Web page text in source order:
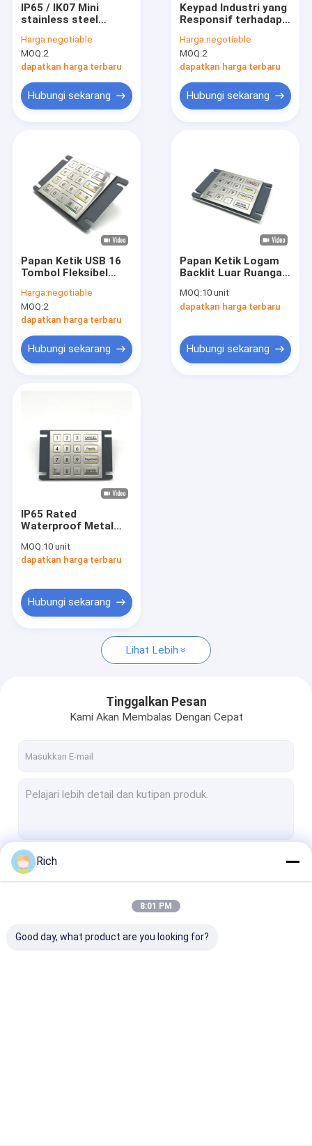
Produk
Video
Tentang kita
Berita
Semua Kasus
Quote request suatu
Keyboard PC Industri
Papan Ketik Baja Tahan Karat
Panel dipasang keyboard
Keyboard Desktop Industri
Keyboard Membran Industri
Keyboard Industri Dengan Touchpad
keyboard silikon industri
Backlit Keypad
IP65 / IK07 Mini
stainless steel
anti debu anti
vandalisme 16 kunci
logam industri
USB 232 485 panel
belakang dipasang
Harga:negotiable
MOQ:2
dapatkan harga terbaru
Hubungi sekarang
Keypad Industri yang
Responsif terhadap
Numeric Pad untuk
HMI yang
Ditingkatkan
Harga:negotiable
MOQ:2
dapatkan harga terbaru
Hubungi sekarang
Papan Ketik USB 16
Tombol Fleksibel
IP65 & Dukungan
Lintas Platform
Harga:negotiable
MOQ:2
dapatkan harga terbaru
Hubungi sekarang
Papan Ketik Logam
Backlit Luar Ruangan
Karat 100x91.5mm
untuk Penggunaan
MOQ:10 unit
dapatkan harga terbaru
Hubungi sekarang
IP65 Rated
Waterproof Metal
100mm*91.5mm
Ukuran untuk Aplikasi
MOQ:10 unit
dapatkan harga terbaru
Hubungi sekarang
Lihat Lebih
Tinggalkan Pesan
Kami Akan Membalas Dengan Cepat
Rich
8:01 PM
Good day, what product are you looking for?